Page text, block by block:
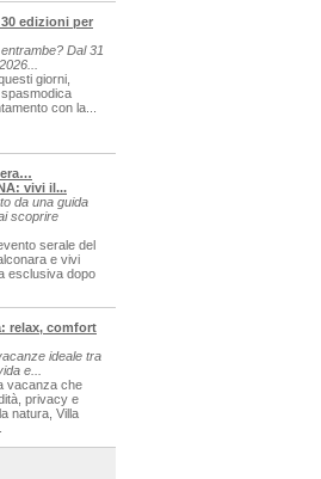
edizioni per
Dal 31
giorni,
con la...
vivi il...
da una guida
scoprire
serale del
e vivi
esclusiva dopo
relax, comfort
ideale tra
e...
vacanza che
privacy e
natura, Villa